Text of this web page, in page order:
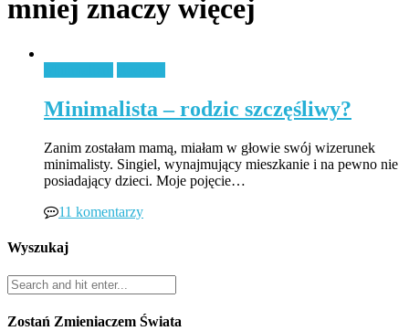
mniej znaczy więcej
Minimalista – rodzic szczęśliwy?
Zanim zostałam mamą, miałam w głowie swój wizerunek
minimalisty. Singiel, wynajmujący mieszkanie i na pewno nie
posiadający dzieci. Moje pojęcie…
11 komentarzy
Wyszukaj
Zostań Zmieniaczem Świata